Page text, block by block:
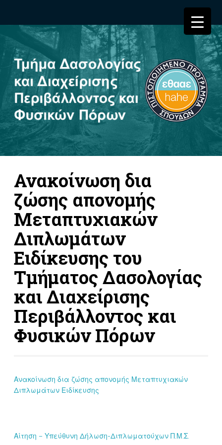
Ανακοίνωση δια
ζώσης απονομής
Μεταπτυχιακών
Διπλωμάτων
Ειδίκευσης του
Τμήματος Δασολογίας
και Διαχείρισης
Περιβάλλοντος και
Φυσικών Πόρων
Ανακοίνωση δια ζώσης απονομής Μεταπτυχιακών
Διπλωμάτων Ειδίκευσης
Αίτηση – Υπεύθυνη Δήλωση-Διπλωματούχων Π.Μ.Σ.